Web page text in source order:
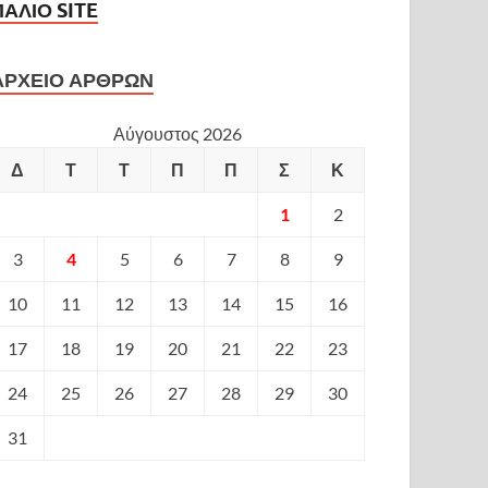
SITE
ΑΡΘΡΩΝ
Αύγουστος 2026
Δ
Τ Τ Π Π Σ Κ
1 2
3 4 5 6 7 8 9
10 11 12 13 14 15 16
17 18 19 20 21 22 23
24 25 26 27 28 29 30
31